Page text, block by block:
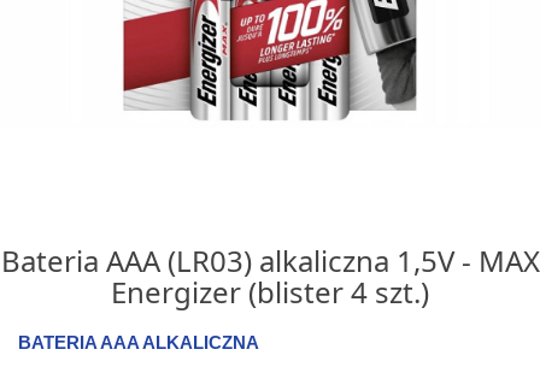
Bateria AAA (LR03) alkaliczna 1,5V - MAX
Energizer (blister 4 szt.)
BATERIA AAA ALKALICZNA